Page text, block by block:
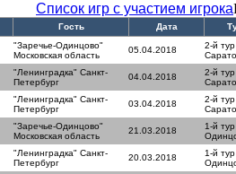
Список игр с участием игрока
Гость Дата
"Заречье-Одинцово"
Московская область
05.04.2018
2-й тур
"Ленинградка" Санкт-
Петербург
04.04.2018
2-й тур
"Ленинградка" Санкт-
Петербург
03.04.2018
2-й тур
"Заречье-Одинцово"
Московская область
21.03.2018
1-й тур
"Ленинградка" Санкт-
Петербург
20.03.2018
1-й тур